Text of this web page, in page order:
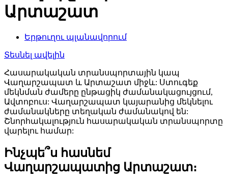
Արտաշատ
Երթուղու պլանավորում
Տեսնել ավելին
Հասարակական տրանսպորտային կապ
Վաղարշապատ և Արտաշատ միջև: Ստուգեք
մեկնման ժամերը ընթացիկ ժամանակացույցում,
Ավտոբուս: Վաղարշապատ կայարանից մեկնելու
ժամանակները տեղական ժամանակով են:
Շնորհակալություն հասարակական տրանսպորտը
վարելու համար:
Ինչպե՞ս հասնեմ
Վաղարշապատից Արտաշատ։